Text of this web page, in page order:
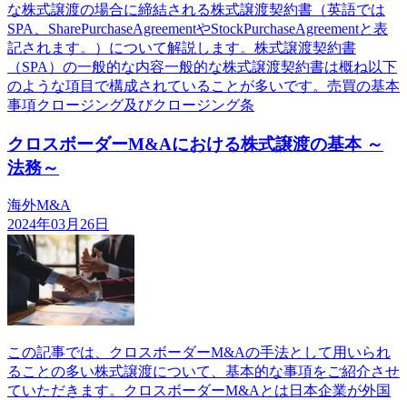
な株式譲渡の場合に締結される株式譲渡契約書（英語では
SPA、SharePurchaseAgreementやStockPurchaseAgreementと表
記されます。）について解説します。株式譲渡契約書
（SPA）の一般的な内容一般的な株式譲渡契約書は概ね以下
のような項目で構成されていることが多いです。売買の基本
事項クロージング及びクロージング条
クロスボーダーM&Aにおける株式譲渡の基本 ～
法務～
海外M&A
2024年03月26日
この記事では、クロスボーダーM&Aの手法として用いられ
ることの多い株式譲渡について、基本的な事項をご紹介させ
ていただきます。クロスボーダーM&Aとは日本企業が外国